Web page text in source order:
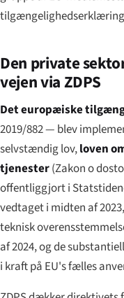
Den private
vejen via ZDPS
Det europæiske
2019/882 — blev
selvstændig lov,loven
tjenester(Zakon o
offentliggjort i
vedtaget i midten af
teknisk
af 2024, og de
i kraft på EU's fælles